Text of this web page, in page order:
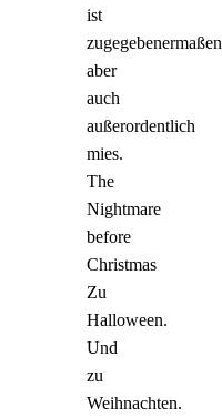
ist
zugegebenermaßen
aber
auch
außerordentlich
mies.
The
Nightmare
before
Christmas
Zu
Halloween.
Und
zu
Weihnachten.